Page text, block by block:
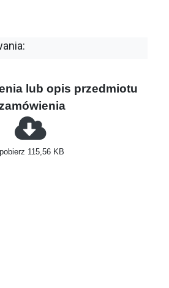
lub opis przedmiotu
pobierz 115,56 KB